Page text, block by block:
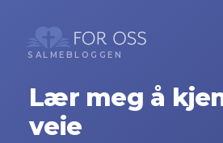
SALMEBLOGGEN
Lær meg å
veie